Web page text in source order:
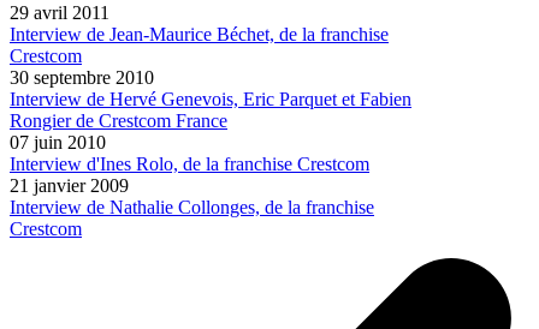
29 avril 2011
Interview de Jean-Maurice Béchet, de la franchise
Crestcom
30 septembre 2010
Interview de Hervé Genevois, Eric Parquet et Fabien
Rongier de Crestcom France
07 juin 2010
Interview d'Ines Rolo, de la franchise Crestcom
21 janvier 2009
Interview de Nathalie Collonges, de la franchise
Crestcom